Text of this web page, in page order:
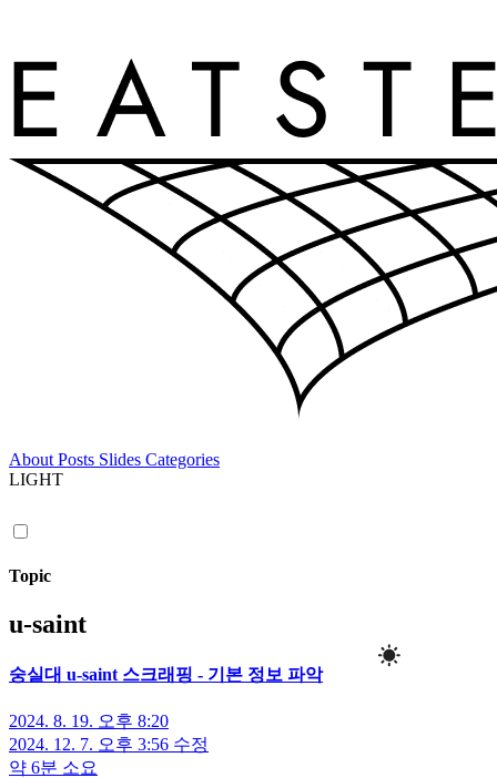
About Posts Slides Categories
LIGHT
Topic
u-saint
숭실대 u-saint 스크래핑 - 기본 정보 파악
2024. 8. 19. 오후 8:20
2024. 12. 7. 오후 3:56 수정
약 6분 소요